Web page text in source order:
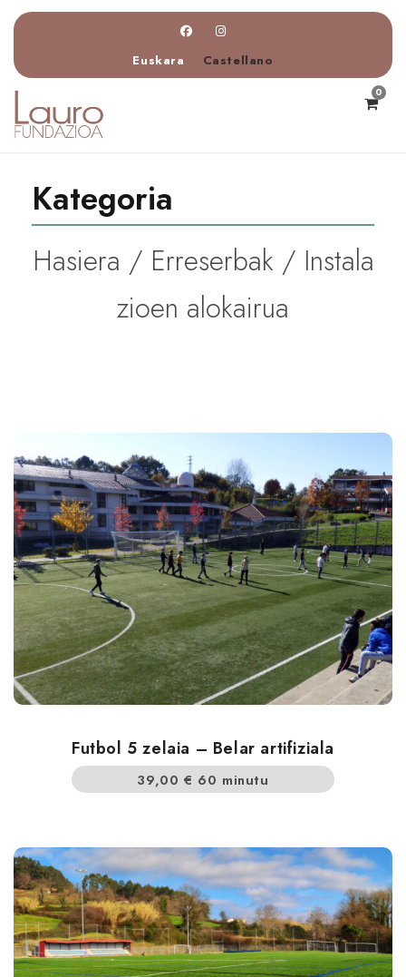
Euskara Castellano
0
Kategoria
Hasiera / Erreserbak / Instala
zioen alokairua
Futbol 5 zelaia – Belar artifiziala
39,00 € 60 minutu